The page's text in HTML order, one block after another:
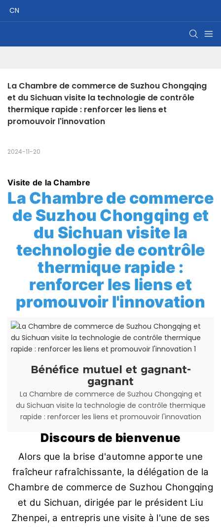
CN
La Chambre de commerce de Suzhou Chongqing
et du Sichuan visite la technologie de contrôle
thermique rapide : renforcer les liens et
promouvoir l'innovation
2024-11-20
Visite de la Chambre
La Chambre de commerce
de Suzhou Chongqing et
du Sichuan visite la
technologie de contrôle
thermique rapide :
renforcer les liens et
promouvoir l'innovation
Bénéfice mutuel et gagnant-
gagnant
La Chambre de commerce de Suzhou Chongqing et
du Sichuan visite la technologie de contrôle thermique
rapide : renforcer les liens et promouvoir l'innovation
Discours de bienvenue
Alors que la brise d'automne apporte une
fraîcheur rafraîchissante, la délégation de la
Chambre de commerce de Suzhou Chongqing
et du Sichuan, dirigée par le président Liu
Zhenpei, a entrepris une visite à l'une de ses